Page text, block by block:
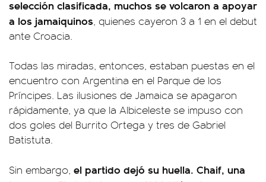
selección clasificada, muchos se volcaron a apoyar
a los jamaiquinos, quienes cayeron 3 a 1 en el debut
ante Croacia.
Todas las miradas, entonces, estaban puestas en el
encuentro con Argentina en el Parque de los
Príncipes. Las ilusiones de Jamaica se apagaron
rápidamente, ya que la Albiceleste se impuso con
dos goles del Burrito Ortega y tres de Gabriel
Batistuta.
Sin embargo, el partido dejó su huella. Chaif, una